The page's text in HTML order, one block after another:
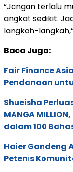
“Jangan terlalu
angkat sedikit.
langkah-
Baca Juga:
Fair Finance
Pendanaan
Shueisha
MANGA
dalam 100
Haier Gandeng
Petenis